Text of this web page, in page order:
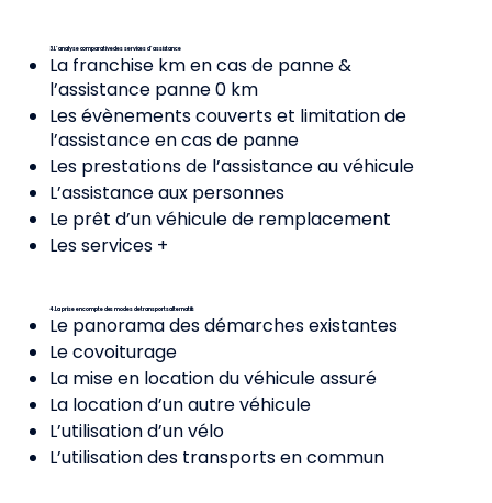
3. L’analyse comparative des services d’assistance
La franchise km en cas de panne &
l’assistance panne 0 km
Les évènements couverts et limitation de
l’assistance en cas de panne
Les prestations de l’assistance au véhicule
L’assistance aux personnes
Le prêt d’un véhicule de remplacement
Les services +
4. La prise en compte des modes de transports alternatifs
Le panorama des démarches existantes
Le covoiturage
La mise en location du véhicule assuré
La location d’un autre véhicule
L’utilisation d’un vélo
L’utilisation des transports en commun